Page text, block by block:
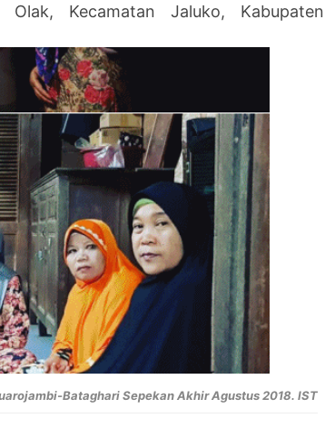
Olak, Kecamatan Jaluko, Kabupaten
Bataghari Sepekan Akhir Agustus 2018. IST